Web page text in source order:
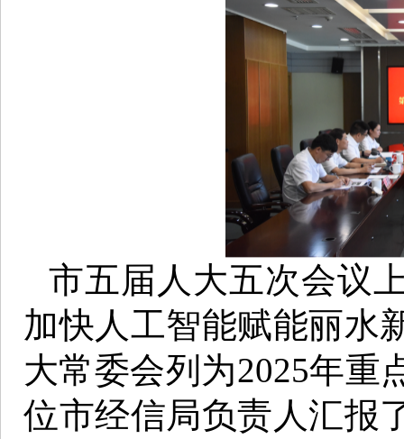
市五届人大五次会议
加快人工智能赋能丽水
大常委会列为2025年重
位市经信局负责人汇报